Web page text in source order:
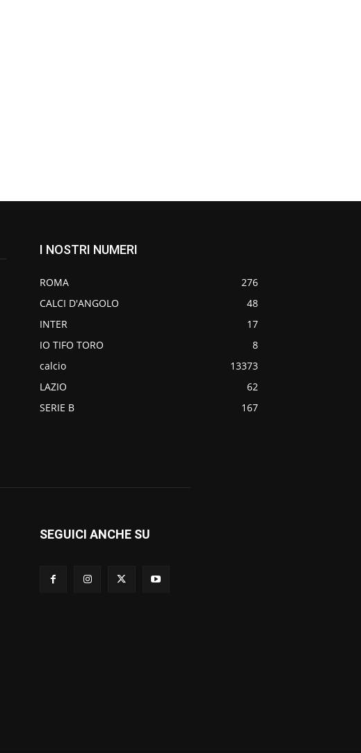
I NOSTRI NUMERI
ROMA
276
CALCI D'ANGOLO
48
INTER
17
IO TIFO TORO
8
calcio
13373
LAZIO
62
SERIE B
167
SEGUICI ANCHE SU